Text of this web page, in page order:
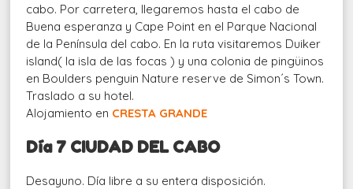
cabo. Por carretera, llegaremos hasta el cabo de
Buena esperanza y Cape Point en el Parque Nacional
de la Península del cabo. En la ruta visitaremos Duiker
island( la isla de las focas ) y una colonia de pingüinos
en Boulders penguin Nature reserve de Simon´s Town.
Traslado a su hotel.
Alojamiento en CRESTA GRANDE
Día 7 CIUDAD DEL CABO
Desayuno. Día libre a su entera disposición.